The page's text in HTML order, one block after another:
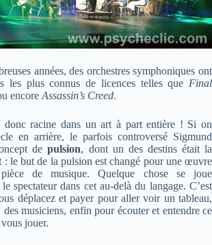
années, des orchestres symphoniques ont
les plus connus de licences telles que Final
encore Assassin’s Creed.
donc racine dans un art à part entière ! Si on
en arrière, le parfois controversé Sigmund
depulsion, dont un des destins était la
: le but de la pulsion est changé pour une œuvre
de musique. Quelque chose se joue
spectateur dans cet au-delà du langage. C’est
déplacez et payer pour aller voir un tableau,
des musiciens, enfin pour écouter et entendre ce
jouer.